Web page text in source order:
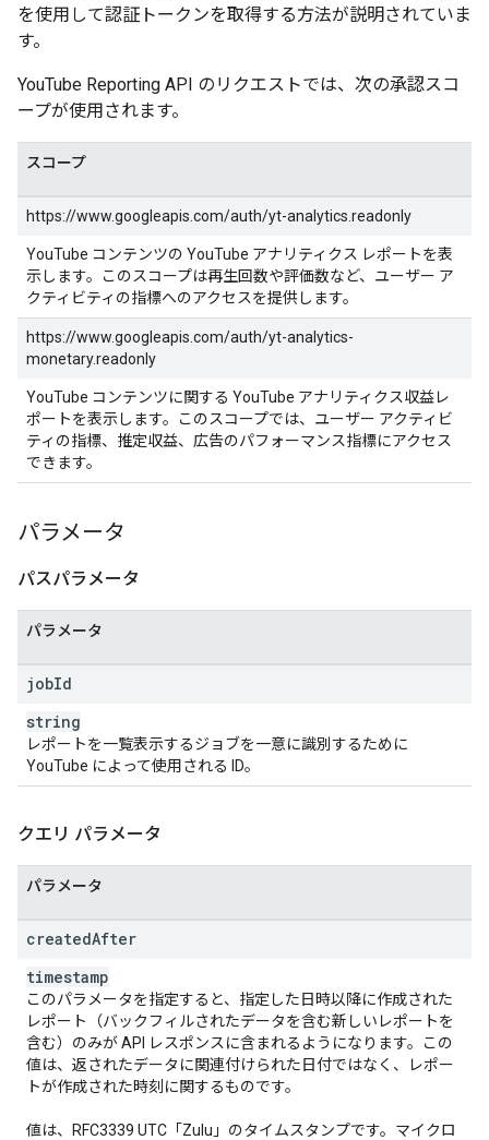
を使用して認証トークンを取得する方法が説明されていま
す。
YouTube Reporting API のリクエストでは、次の承認スコ
ープが使用されます。
スコープ
https://www.googleapis.com/auth/yt-analytics.readonly
YouTube コンテンツの YouTube アナリティクス レポートを表
示します。このスコープは再生回数や評価数など、ユーザー ア
クティビティの指標へのアクセスを提供します。
https://www.googleapis.com/auth/yt-analytics-
monetary.readonly
YouTube コンテンツに関する YouTube アナリティクス収益レ
ポートを表示します。このスコープでは、ユーザー アクティビ
ティの指標、推定収益、広告のパフォーマンス指標にアクセス
できます。
パラメータ
パスパラメータ
パラメータ
jobId
string
レポートを一覧表示するジョブを一意に識別するために
YouTube によって使用される ID。
クエリ パラメータ
パラメータ
createdAfter
timestamp
このパラメータを指定すると、指定した日時以降に作成された
レポート（バックフィルされたデータを含む新しいレポートを
含む）のみが API レスポンスに含まれるようになります。この
値は、返されたデータに関連付けられた日付ではなく、レポー
トが作成された時刻に関するものです。
値は、RFC3339 UTC「Zulu」のタイムスタンプです。マイクロ